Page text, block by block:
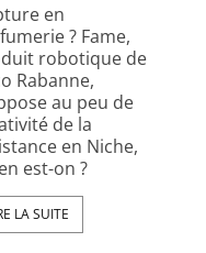
en
? Fame,
robotique de
Rabanne,
au peu de
de la
en Niche,
est-on ?
LA SUITE